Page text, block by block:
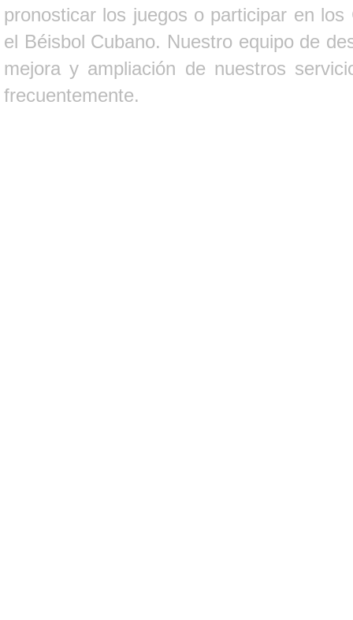
pronosticar los juegos o participar en
el Béisbol Cubano. Nuestro equipo de
mejora y ampliación de nuestros
frecuentemente.